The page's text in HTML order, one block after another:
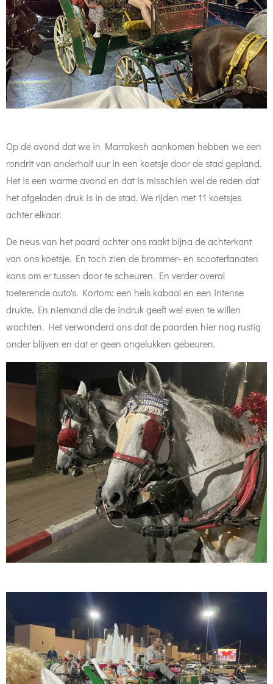
Op de avond dat we in Marrakesh aankomen hebben we een
rondrit van anderhalf uur in een koetsje door de stad gepland.
Het is een warme avond en dat is misschien wel de reden dat
het afgeladen druk is in de stad. We rijden met 11 koetsjes
achter elkaar.
De neus van het paard achter ons raakt bijna de achterkant
van ons koetsje. En toch zien de brommer- en scooterfanaten
kans om er tussen door te scheuren. En verder overal
toeterende auto's. Kortom: een hels kabaal en een intense
drukte. En niemand die de indruk geeft wel even te willen
wachten. Het verwonderd ons dat de paarden hier nog rustig
onder blijven en dat er geen ongelukken gebeuren.